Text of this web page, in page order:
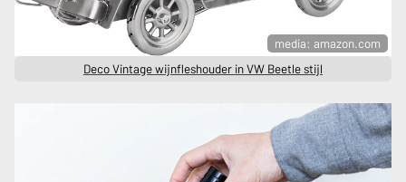
media: amazon.com
Deco Vintage wijnfleshouder in VW Beetle stijl